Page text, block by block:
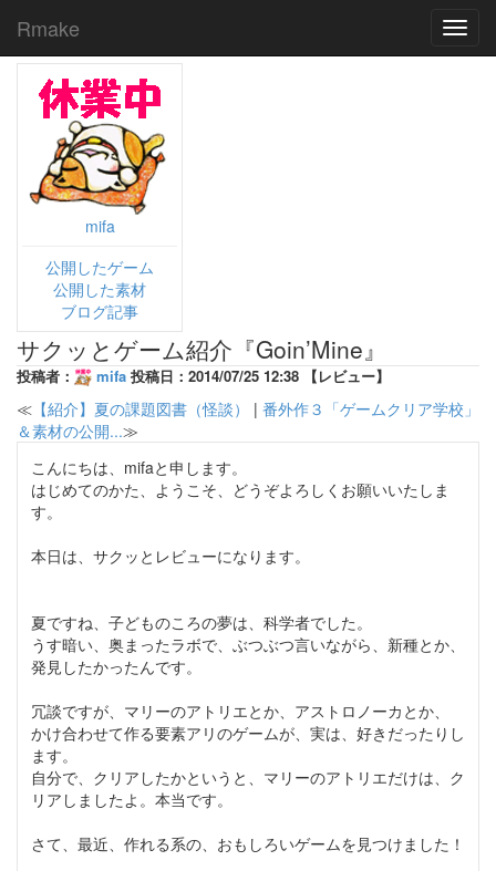
Rmake
mifa
公開したゲーム
公開した素材
ブログ記事
サクッとゲーム紹介『Goin’Mine』
投稿者： mifa 投稿日：2014/07/25 12:38 【レビュー】
≪ 【紹介】夏の課題図書（怪談） | 番外作３「ゲームクリア学校」
＆素材の公開...≫
こんにちは、mifaと申します。
はじめてのかた、ようこそ、どうぞよろしくお願いいたしま
す。
本日は、サクッとレビューになります。
夏ですね、子どものころの夢は、科学者でした。
うす暗い、奥まったラボで、ぶつぶつ言いながら、新種とか、
発見したかったんです。
冗談ですが、マリーのアトリエとか、アストロノーカとか、
かけ合わせて作る要素アリのゲームが、実は、好きだったりし
ます。
自分で、クリアしたかというと、マリーのアトリエだけは、ク
リアしましたよ。本当です。
さて、最近、作れる系の、おもしろいゲームを見つけました！